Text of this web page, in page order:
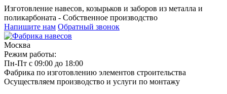
Изготовление навесов, козырьков и заборов из металла и
поликарбоната - Собственное производство
Напишите нам Обратный звонок
Москва
Режим работы:
Пн-Пт с 09:00 до 18:00
Фабрика по изготовлению элементов строительства
Осуществляем производство и услуги по монтажу